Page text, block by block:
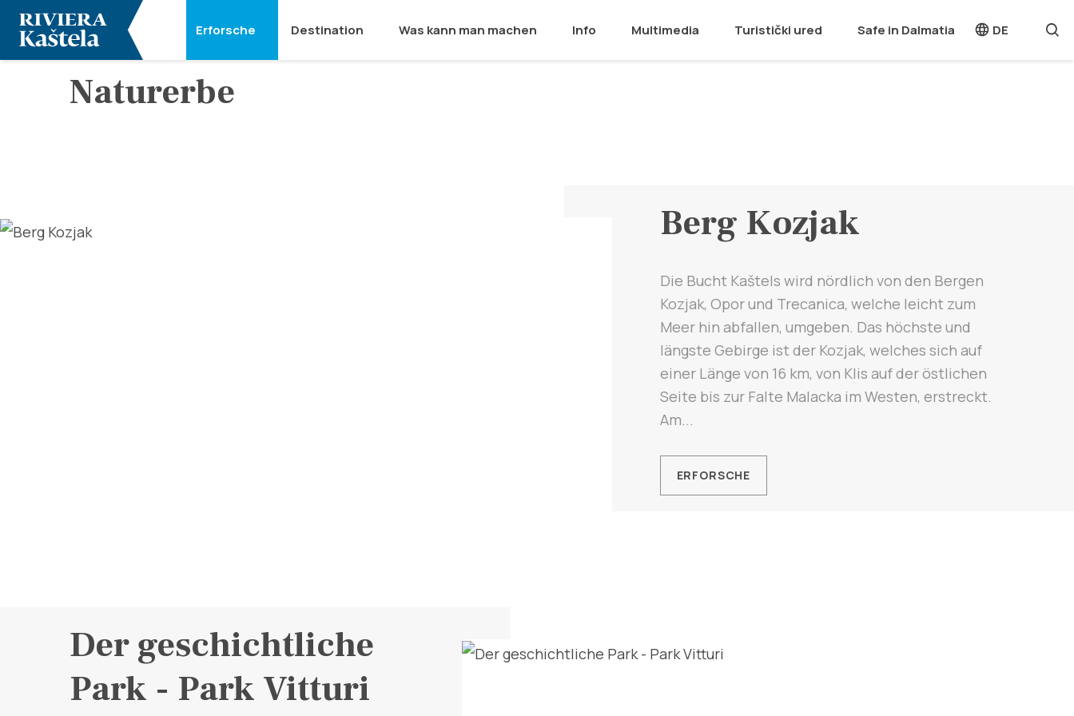
Erforsche Destination Was kann man machen Info Multimedia Turistički ured Safe in Dalmatia DE
Naturerbe
Berg Kozjak
Die Bucht Kaštels wird nördlich von den Bergen
Kozjak, Opor und Trecanica, welche leicht zum
Meer hin abfallen, umgeben. Das höchste und
längste Gebirge ist der Kozjak, welches sich auf
einer Länge von 16 km, von Klis auf der östlichen
Seite bis zur Falte Malacka im Westen, erstreckt.
Am...
ERFORSCHE
Der geschichtliche
Park - Park Vitturi